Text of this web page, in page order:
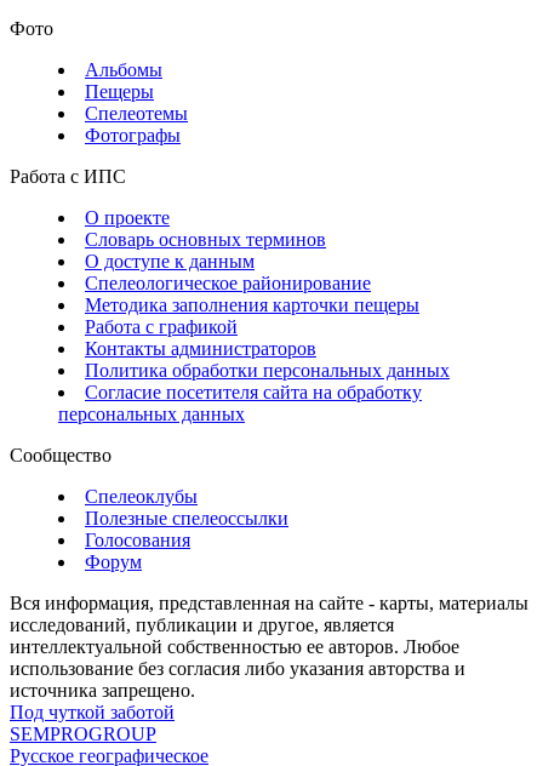
Фото
Альбомы
Пещеры
Спелеотемы
Фотографы
Работа с ИПС
О проекте
Словарь основных терминов
О доступе к данным
Спелеологическое районирование
Методика заполнения карточки пещеры
Работа с графикой
Контакты администраторов
Политика обработки персональных данных
Согласие посетителя сайта на обработку
персональных данных
Сообщество
Спелеоклубы
Полезные спелеоссылки
Голосования
Форум
Вся информация, представленная на сайте - карты, материалы
исследований, публикации и другое, является
интеллектуальной собственностью ее авторов. Любое
использование без согласия либо указания авторства и
источника запрещено.
Под чуткой заботой
SEMPROGROUP
Русское географическое